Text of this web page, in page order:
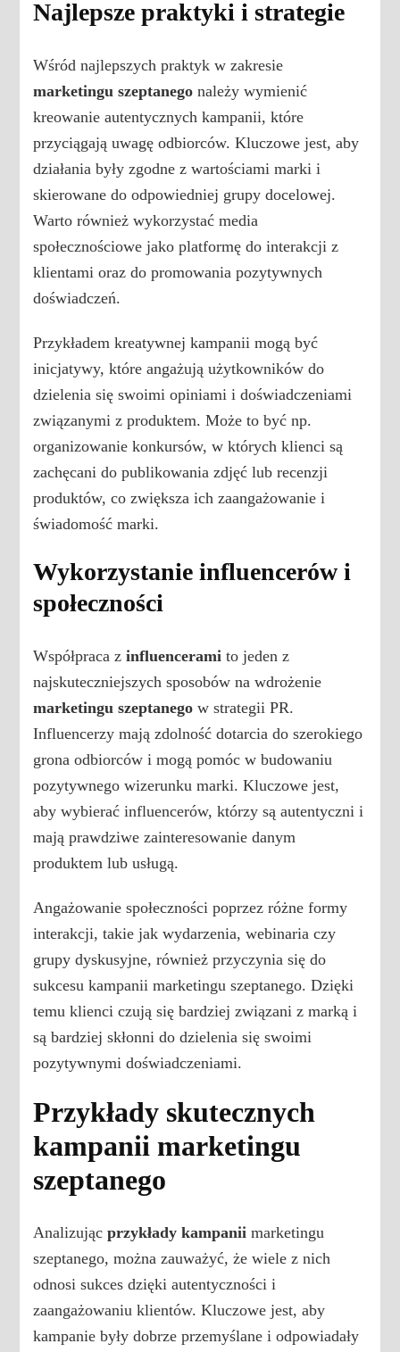
Najlepsze praktyki i strategie
Wśród najlepszych praktyk w zakresie
marketingu szeptanego należy wymienić
kreowanie autentycznych kampanii, które
przyciągają uwagę odbiorców. Kluczowe jest, aby
działania były zgodne z wartościami marki i
skierowane do odpowiedniej grupy docelowej.
Warto również wykorzystać media
społecznościowe jako platformę do interakcji z
klientami oraz do promowania pozytywnych
doświadczeń.
Przykładem kreatywnej kampanii mogą być
inicjatywy, które angażują użytkowników do
dzielenia się swoimi opiniami i doświadczeniami
związanymi z produktem. Może to być np.
organizowanie konkursów, w których klienci są
zachęcani do publikowania zdjęć lub recenzji
produktów, co zwiększa ich zaangażowanie i
świadomość marki.
Wykorzystanie influencerów i
społeczności
Współpraca zinfluencerami to jeden z
najskuteczniejszych sposobów na wdrożenie
marketingu szeptanego w strategii PR.
Influencerzy mają zdolność dotarcia do szerokiego
grona odbiorców i mogą pomóc w budowaniu
pozytywnego wizerunku marki. Kluczowe jest,
aby wybierać influencerów, którzy są autentyczni i
mają prawdziwe zainteresowanie danym
produktem lub usługą.
Angażowanie społeczności poprzez różne formy
interakcji, takie jak wydarzenia, webinaria czy
grupy dyskusyjne, również przyczynia się do
sukcesu kampanii marketingu szeptanego. Dzięki
temu klienci czują się bardziej związani z marką i
są bardziej skłonni do dzielenia się swoimi
pozytywnymi doświadczeniami.
Przykłady skutecznych
kampanii marketingu
szeptanego
Analizującprzykłady kampanii marketingu
szeptanego, można zauważyć, że wiele z nich
odnosi sukces dzięki autentyczności i
zaangażowaniu klientów. Kluczowe jest, aby
kampanie były dobrze przemyślane i odpowiadały